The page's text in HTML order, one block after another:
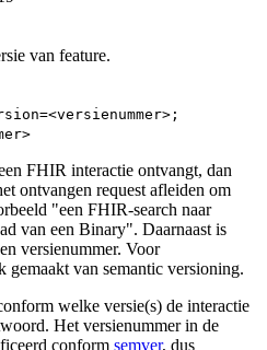
van feature.
FHIR interactie ontvangt, dan
ontvangen request afleiden om
"een FHIR-search naar
van een Binary". Daarnaast is
versienummer. Voor
van semantic versioning.
welke versie(s) de interactie
Het versienummer in de
conform semver, dus